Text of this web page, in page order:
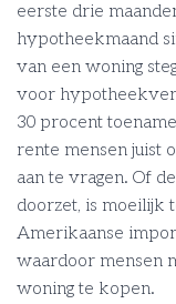
eerste drie
hypotheekmaand
van een woning
voor
30 procent
rente mensen juist
aan te vragen. Of
doorzet, is moeilijk
Amerikaanse
waardoor mensen
woning te kopen.